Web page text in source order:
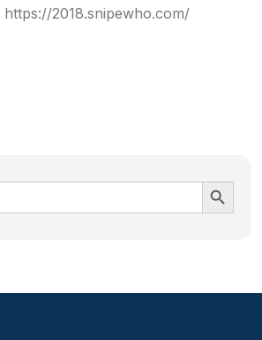
https://2018.snipewho.com/
Ir